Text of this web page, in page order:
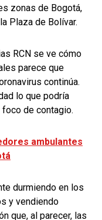
zonas de Bogotá,
Plaza de Bolívar.
RCN se ve cómo
parece que
continúa.
lo que podría
de contagio.
ambulantes
durmiendo en los
y vendiendo
que, al parecer, las